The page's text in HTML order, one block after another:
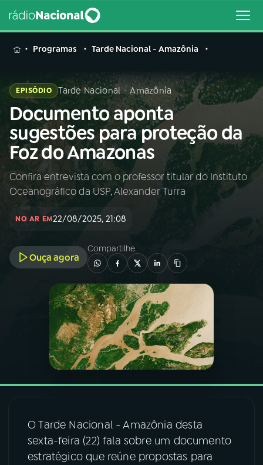
MENU
Buscar
na
Rádio
Nacional
Buscar
AO VIVO
INÍCIO
A RÁDIO
PROGRAMAÇÃO
PROGRAMAS
PODCASTS
07ÚLTIMAS
Programas Tarde Nacional - Amazônia
EPISÓDIO Tarde Nacional - Amazônia
Documento aponta
sugestões para proteção da
Foz do Amazonas
Confira entrevista com o professor titular do Instituto
Oceanográfico da USP, Alexander Turra
NO AR EM22/08/2025, 21:08
Ouça agora
Compartilhe
O Tarde Nacional - Amazônia desta
sexta-feira (22) fala sobre um documento
estratégico que reúne propostas para